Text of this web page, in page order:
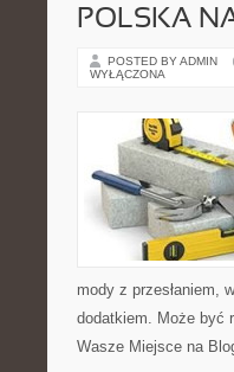
POLSKA
POSTED BY ADMIN
WYŁĄCZONA
mody z przesłaniem,
dodatkiem. Może być
Wasze Miejsce na